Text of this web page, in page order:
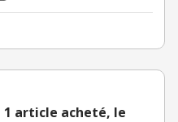
! 1 article acheté, le